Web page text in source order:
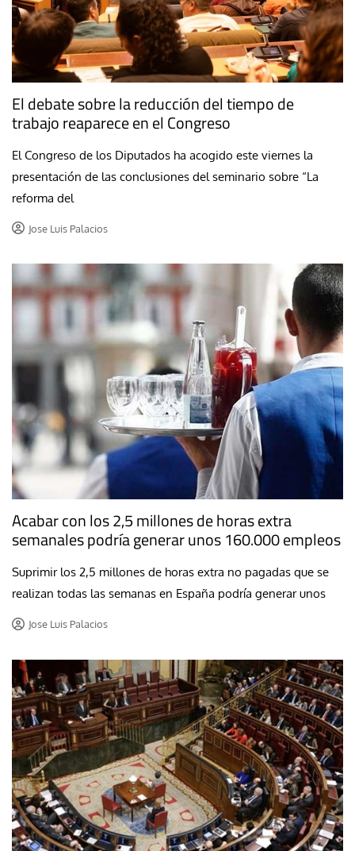
El debate sobre la reducción del tiempo de
trabajo reaparece en el Congreso
El Congreso de los Diputados ha acogido este viernes la
presentación de las conclusiones del seminario sobre “La
reforma del
Jose Luis Palacios
Acabar con los 2,5 millones de horas extra
semanales podría generar unos 160.000 empleos
Suprimir los 2,5 millones de horas extra no pagadas que se
realizan todas las semanas en España podría generar unos
Jose Luis Palacios